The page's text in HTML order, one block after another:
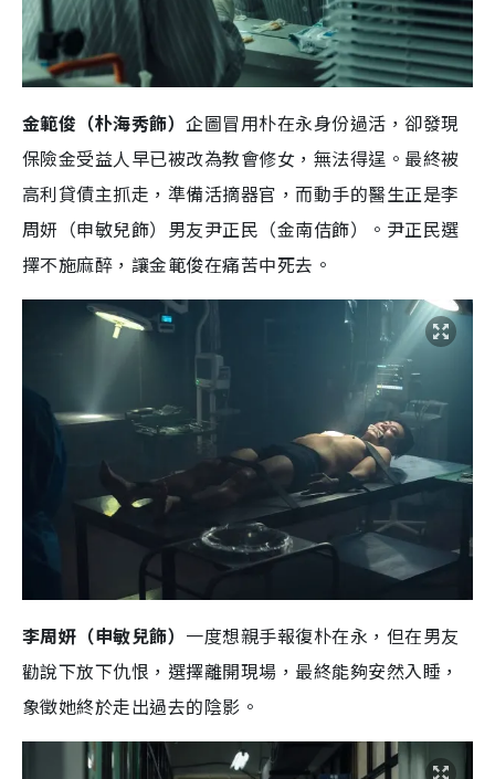
金範俊（朴海秀飾）企圖冒用朴在永身份過活，卻發現
保險金受益人早已被改為教會修女，無法得逞。最終被
高利貸債主抓走，準備活摘器官，而動手的醫生正是李
周妍（申敏兒飾）男友尹正民（金南佶飾）。尹正民選
擇不施麻醉，讓金範俊在痛苦中死去。
李周妍（申敏兒飾） 一度想親手報復朴在永，但在男友
勸說下放下仇恨，選擇離開現場，最終能夠安然入睡，
象徵她終於走出過去的陰影。